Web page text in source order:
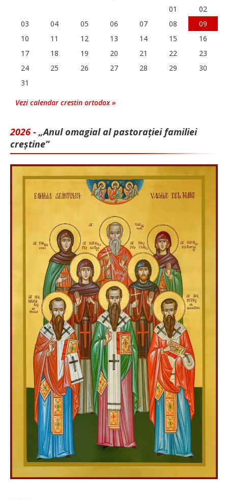
01
02
03
04 05 06 07 08
09
10
11 12 13 14 15
16
17
18 19 20 21 22
23
24
25 26 27 28 29
30
31
Vezi calendar crestin ortodox »
2026 - „Anul omagial al pastorației familiei
creștine”